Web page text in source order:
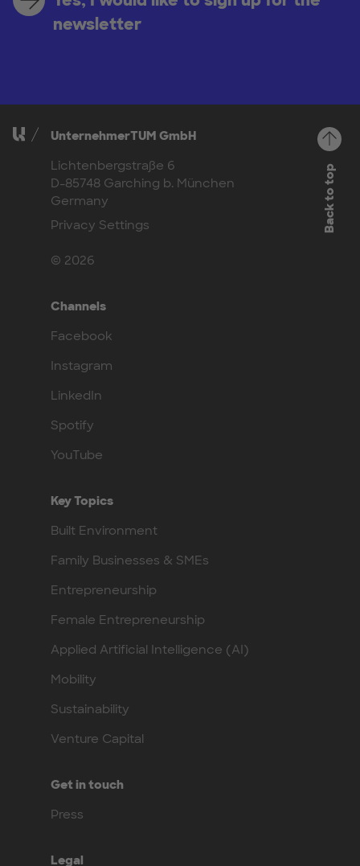
newsletter
UnternehmerTUM GmbH
Lichtenbergstraße 6
D-85748 Garching b. München
Germany
Privacy Settings
© 2026
Channels
Facebook
Instagram
LinkedIn
Spotify
YouTube
Key Topics
Built Environment
Family Businesses & SMEs
Entrepreneurship
Female Entrepreneurship
Applied Artificial Intelligence (AI)
Mobility
Sustainability
Venture Capital
Get in touch
Press
Legal
Back to top